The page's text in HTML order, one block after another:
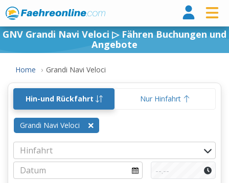
GNV Grandi Navi Veloci ▷ Fähren Buchungen und
Angebote
Home Grandi Navi Veloci
Hin-und Rückfahrt Nur Hinfahrt
Grandi Navi Veloci